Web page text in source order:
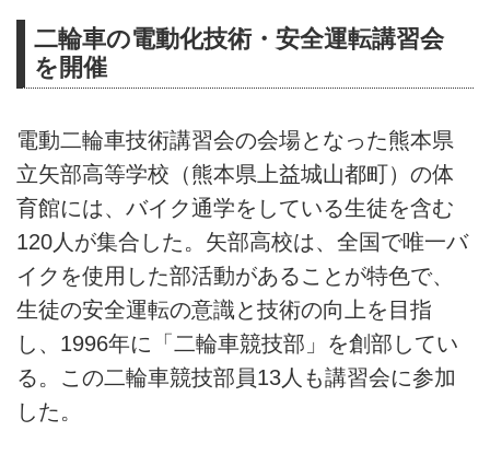
二輪車の電動化技術・安全運転講習会
を開催
電動二輪車技術講習会の会場となった熊本県
立矢部高等学校（熊本県上益城山都町）の体
育館には、バイク通学をしている生徒を含む
120人が集合した。矢部高校は、全国で唯一バ
イクを使用した部活動があることが特色で、
生徒の安全運転の意識と技術の向上を目指
し、1996年に「二輪車競技部」を創部してい
る。この二輪車競技部員13人も講習会に参加
した。